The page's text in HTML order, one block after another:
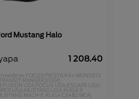
Mustang Halo
1 208.40
:FOCUS;FIESTA;KA+;MONDEO;
RANGER;EDGE;
FUSION USA;FOCUS USA;ESCAPE USA;
USA;MUSTANG USA;KUGA 3;
MACH-E;KUGA CX482 MCA;